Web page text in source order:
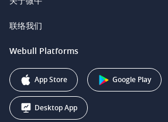
Webull Securities South Africa (Pty) Ltd.
Webull Securities (Australia) Pty. Ltd.
Webull Corporation
投资者关系
联络我们
support@webull.ca
+1 (888) 228-0958
Webull Platforms
App Store Google Play
Desktop App